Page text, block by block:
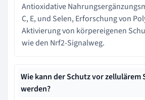
Antioxidative
C, E, und Selen, Erforschung von
Aktivierung von körpereigenen
wie den Nrf2-Signalweg.
Wie kann der Schutz vor zellulärem
werden?